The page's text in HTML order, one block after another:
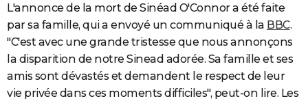
L'annonce de la mort de Sinéad O'Connor a été faite
par sa famille, qui a envoyé un communiqué à la BBC.
"C'est avec une grande tristesse que nous annonçons
la disparition de notre Sinead adorée. Sa famille et ses
amis sont dévastés et demandent le respect de leur
vie privée dans ces moments difficiles", peut-on lire. Les